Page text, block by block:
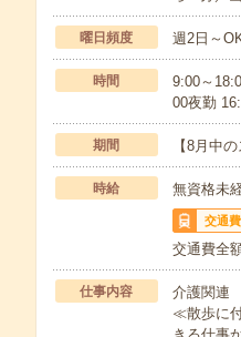
曜日頻度 週2日～
時間
9:00～
00夜勤
期間 【8月中
時給 無資格未
交通費
交通費全
仕事内容
介護関連
≪散歩に